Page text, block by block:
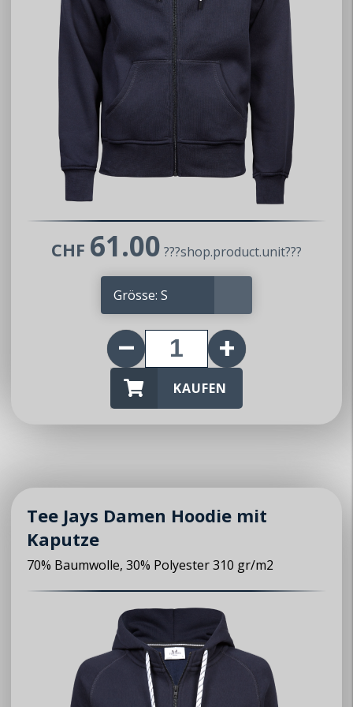
CHF 61.00 ???shop.product.unit???
KAUFEN
Tee Jays Damen Hoodie mit
Kaputze
70% Baumwolle, 30% Polyester 310 gr/m2